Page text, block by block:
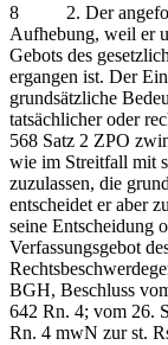
8 2. Der
Aufhebung, weil er
Gebots des
ergangen ist. Der
grundsätzliche
tatsächlicher oder
568 Satz 2 ZPO
wie im Streitfall mit
zuzulassen, die
entscheidet er aber
seine Entscheidung
Verfassungsgebot
BGH, Beschluss
642 Rn. 4; vom 26.
Rn. 4 mwN zur st.